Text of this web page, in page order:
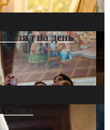
на день
слова